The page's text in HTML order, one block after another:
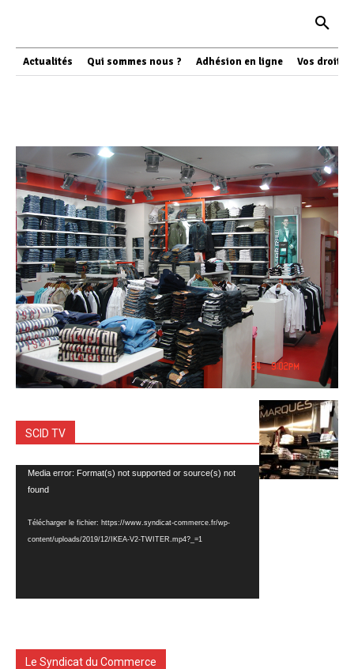
Actualités Qui sommes nous ? Adhésion en ligne Vos droits
SCID TV
Lecteur
vidéo
Media error: Format(s) not supported or source(s) not
found
Télécharger le fichier: https://www.syndicat-commerce.fr/wp-
content/uploads/2019/12/IKEA-V2-TWITER.mp4?_=1
Le Syndicat du Commerce